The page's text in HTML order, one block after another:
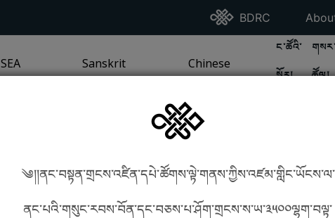
Go To BDRC
BDRC Go
PAGE
PALI / SEA TRADITIONPAGE
GO TOSANSKRIT TRADITION
Sanskrit
GO TOCHINESE TRADITION
Chinese
GO TO
ང་ཚོའི་
སྐོར།
GO
ཚོལ།
༄།།ནང་བསྟན་གྲངས་འཛིན་དཔེ་ཚོགས་ལྟེ་གནས་ཀྱིས་འཛམ་གླིང་ཡོངས་ལ་
ནང་པའི་གསུང་རབས་བོན་དང་བཅས་པ་ཤོག་གྲངས་ས་ཡ་༣༥༠༠ལྷག་བལྟ་
in phonetics! How to find things?